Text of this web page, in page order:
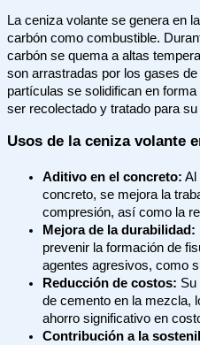
La ceniza volante se genera en
carbón como combustible.
carbón se quema a altas
son arrastradas por los gases
partículas se solidifican en
ser recolectado y tratado para
Usos de la ceniza volante
Aditivo en el concreto: Al
concreto, se mejora la
compresión, así como la
Mejora de la durabilidad:
prevenir la formación de
agentes agresivos, como
Reducción de costos: Su
de cemento en la mezcla,
ahorro significativo en
Contribución a la